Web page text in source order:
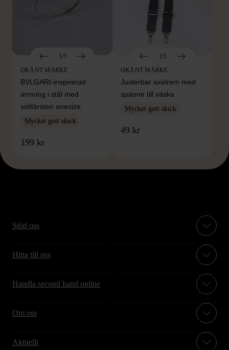
1/5
OKÄNT MÄRKE
BVLGARI-inspirerad
armring i stål med
solitärsten onesize
Mycket gott skick
199 kr
1/5
OKÄNT MÄRKE
Justerbar axelrem med
spänne till väska
Mycket gott skick
49 kr
Stöd oss
Hitta till oss
Handla second hand online
Om oss
Aktuellt